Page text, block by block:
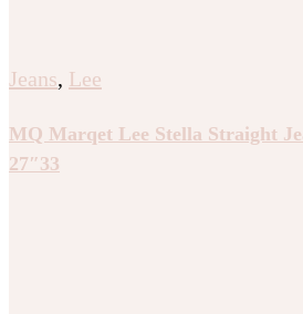
Jeans, Lee
MQ Marqet Lee Stella Straight
27″33